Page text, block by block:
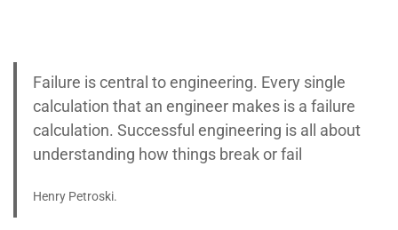
Failure is central to engineering. Every single
calculation that an engineer makes is a failure
calculation. Successful engineering is all about
understanding how things break or fail
Henry Petroski.